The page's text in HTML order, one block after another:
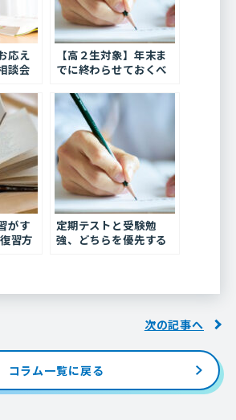
応え
談会
】
【高２生対象】年末ま
でに終わらせておくべ
がす
習方
定期テストと受験勉
強、どちらを優先する
コラム一覧に戻る
次の記事へ